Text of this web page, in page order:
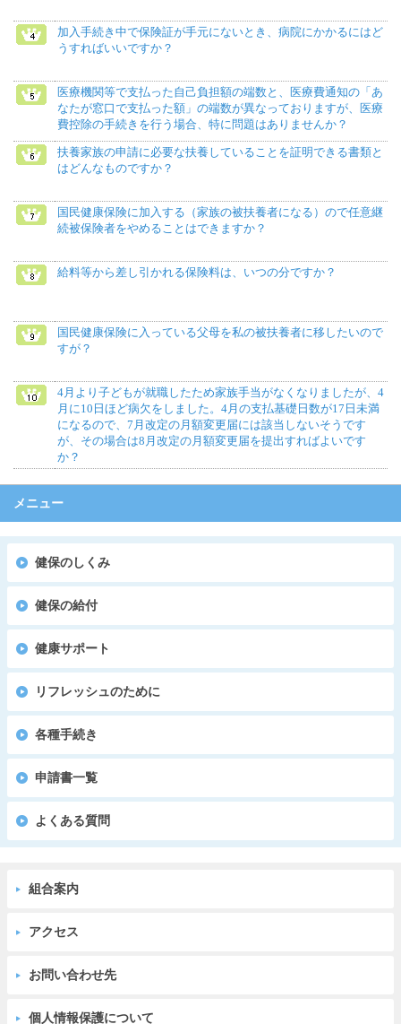
加入手続き中で保険証が手元にないとき、病院にかかるにはど
うすればいいですか？
医療機関等で支払った自己負担額の端数と、医療費通知の「あ
なたが窓口で支払った額」の端数が異なっておりますが、医療
費控除の手続きを行う場合、特に問題はありませんか？
扶養家族の申請に必要な扶養していることを証明できる書類と
はどんなものですか？
国民健康保険に加入する（家族の被扶養者になる）ので任意継
続被保険者をやめることはできますか？
給料等から差し引かれる保険料は、いつの分ですか？
国民健康保険に入っている父母を私の被扶養者に移したいので
すが？
4月より子どもが就職したため家族手当がなくなりましたが、4
月に10日ほど病欠をしました。4月の支払基礎日数が17日未満
になるので、7月改定の月額変更届には該当しないそうです
が、その場合は8月改定の月額変更届を提出すればよいです
か？
メニュー
健保のしくみ
健保の給付
健康サポート
リフレッシュのために
各種手続き
申請書一覧
よくある質問
組合案内
アクセス
お問い合わせ先
個人情報保護について